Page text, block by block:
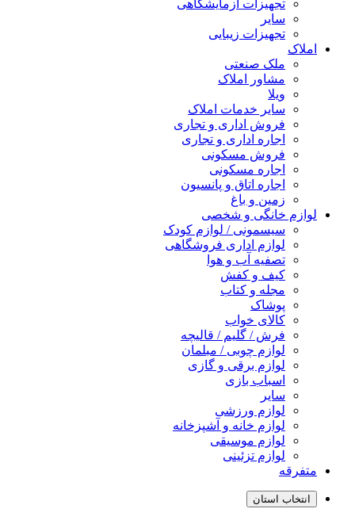
تجهیزات آزمایشگاهی
سایر
تجهیزات زیبایی
املاک
ملک صنعتی
مشاور املاک
ویلا
سایر خدمات املاک
فروش اداری و تجاری
اجاره اداری و تجاری
فروش مسکونی
اجاره مسکونی
اجاره اتاق و پانسیون
زمین و باغ
لوازم خانگی و شخصی
سیسمونی / لوازم کودک
لوازم اداری فروشگاهی
تصفیه آب و هوا
کیف و کفش
مجله و کتاب
پوشاک
کالای خواب
فرش / گلیم / قالیچه
لوازم چوبی / مبلمان
لوازم برقی و گازی
اسباب بازی
سایر
لوازم ورزشی
لوازم خانه و آشپزخانه
لوازم موسیقی
لوازم تزئینی
متفرقه
انتخاب استان